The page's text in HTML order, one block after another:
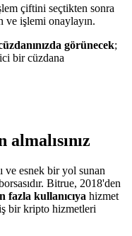
çiftini seçtikten sonra
ve işlemi onaylayın.
görünecek;
bir cüzdana
ve esnek bir yol sunan
Bitrue, 2018'den
fazla kullanıcıya hizmet
bir kripto hizmetleri